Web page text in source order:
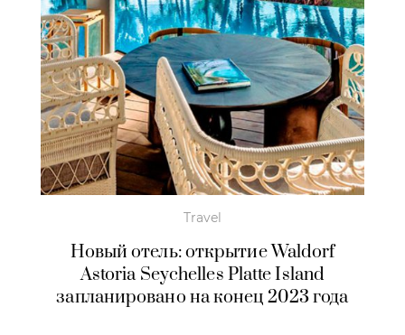
Travel
Новый отель: открытие Waldorf
Astoria Seychelles Platte Island
запланировано на конец 2023 года